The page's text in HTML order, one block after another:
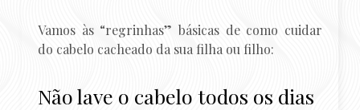
Vamos às “regrinhas” básicas de como cuidar
do cabelo cacheado da sua filha ou filho:
Não lave o cabelo todos os dias